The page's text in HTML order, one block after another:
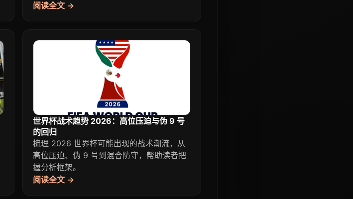
阅读全文 →
世界杯战术趋势 2026：高位压迫与伪 9 号
的回归
梳理 2026 世界杯可能出现的战术潮流，从
高位压迫、伪 9 号到混合防守，帮助读者把
握分析框架。
阅读全文 →